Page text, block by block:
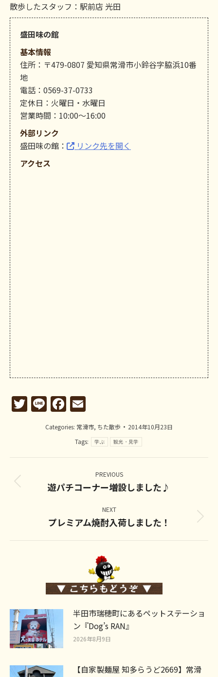
散歩したスタッフ：駅前店 光田
盛田味の館
基本情報
住所：〒479-0807 愛知県常滑市小鈴谷字脇浜10番
地
電話：0569-37-0733
定休日：火曜日・水曜日
営業時間：10:00～16:00
外部リンク
盛田味の館：
リンク先を開く
アクセス
Twitter
LineFacebook
Categories: 常滑市, ちた散歩
2014年10月23日
Tags:
学ぶ 観光・見学
navigation
PREVIOUS
Previous
遊パチコーナー増設しました♪
NEXT
Next
プレミアム焼酎入荷しました！
半田市瑞穂町にあるペットステーショ
ン『Dog’s RAN』
2026年8月9日
【自家製麺屋 知多らうど2669】常滑